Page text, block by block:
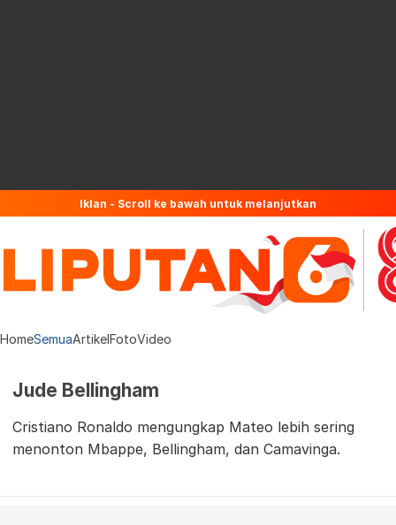
Iklan - Scroll ke bawah untuk melanjutkan
HomeSemuaArtikelFotoVideo
Jude Bellingham
Cristiano Ronaldo mengungkap Mateo lebih sering
menonton Mbappe, Bellingham, dan Camavinga.